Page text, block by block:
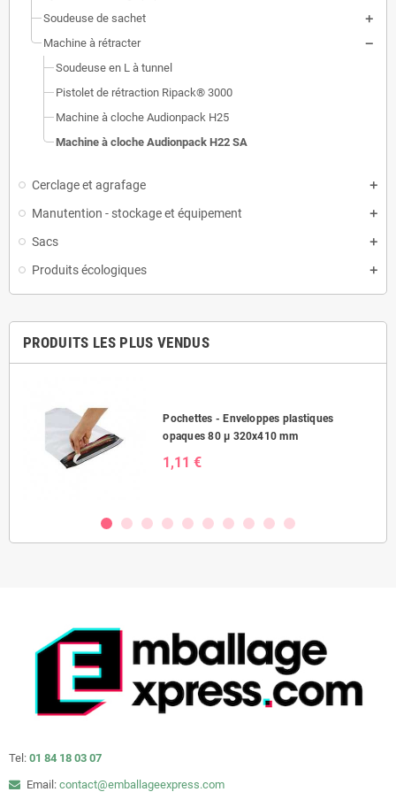
Soudeuse de sachet
Machine à rétracter
Soudeuse en L à tunnel
Pistolet de rétraction Ripack® 3000
Machine à cloche Audionpack H25
Machine à cloche Audionpack H22 SA
Cerclage et agrafage
Manutention - stockage et équipement
Sacs
Produits écologiques
PRODUITS LES PLUS VENDUS
Pochettes - Enveloppes plastiques
opaques 80 µ 320x410 mm
1,11 €
Tel: 01 84 18 03 07
Email: contact@emballageexpress.com